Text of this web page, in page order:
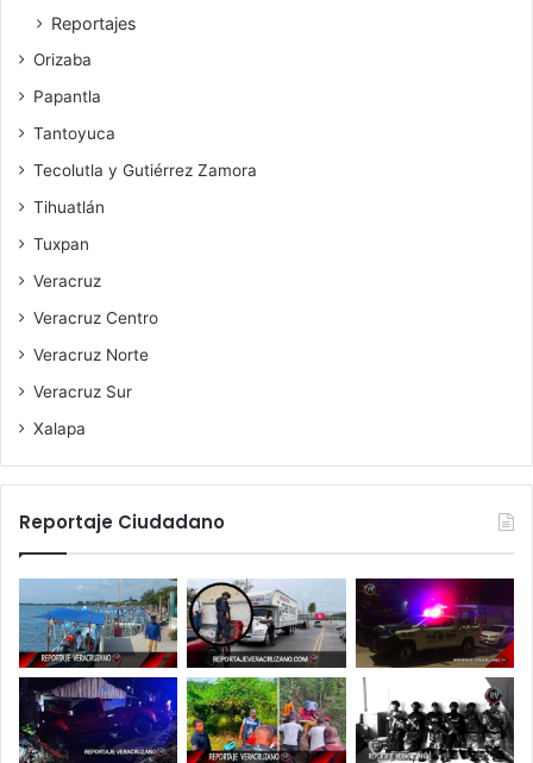
Reportajes
Orizaba
Papantla
Tantoyuca
Tecolutla y Gutiérrez Zamora
Tihuatlán
Tuxpan
Veracruz
Veracruz Centro
Veracruz Norte
Veracruz Sur
Xalapa
Reportaje Ciudadano